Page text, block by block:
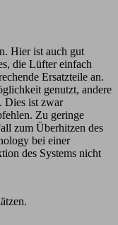
Hier ist auch gut
die Lüfter einfach
Ersatzteile an.
genutzt, andere
Dies ist zwar
Zu geringe
zum Überhitzen des
bei einer
des Systems nicht